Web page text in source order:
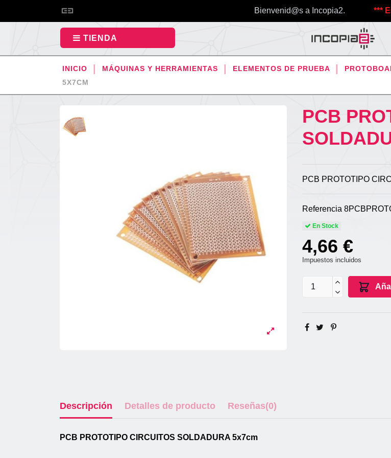
Bienvenid@s a Incopia2. ***
TIENDA
INICIO MÁQUINAS Y HERRAMIENTAS ELEMENTOS DE PRUEBA
5X7CM
PCB
PCB PROTOTIPO
Referencia
En Stock
4,66 €
Impuestos incluidos
Descripción Detalles de producto Reseñas(0)
PCB PROTOTIPO CIRCUITOS SOLDADURA 5x7cm